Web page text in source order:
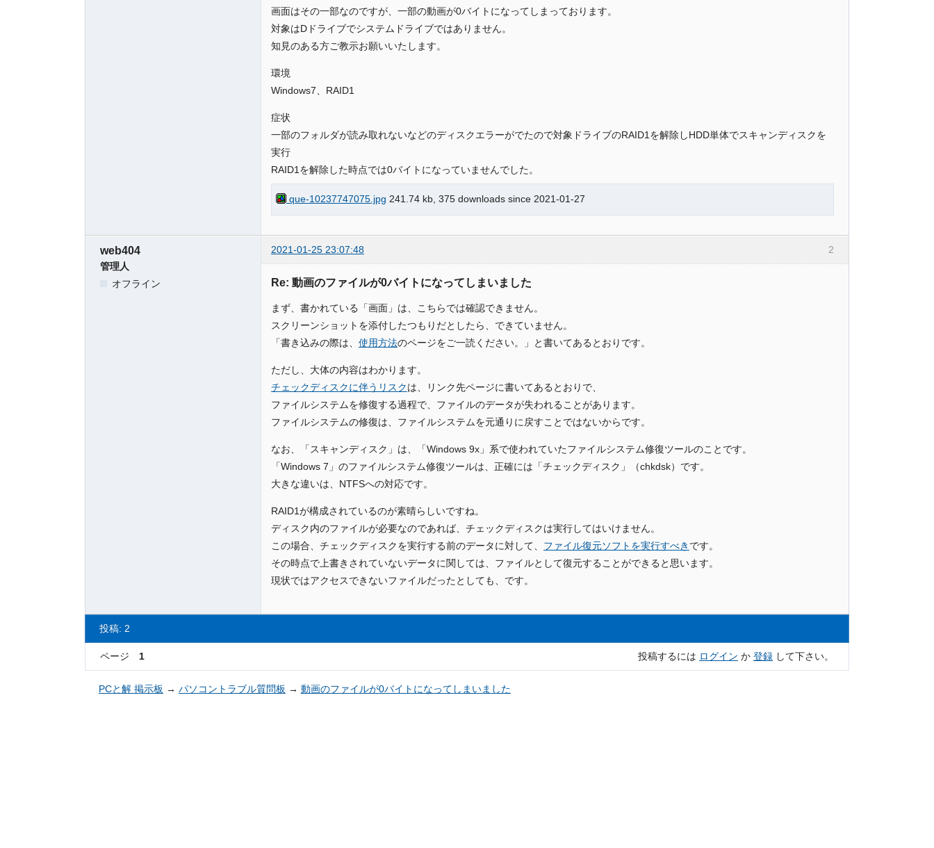
画面はその一部なのですが、一部の動画が0バイトになってしまっております。
対象はDドライブでシステムドライブではありません。
知見のある方ご教示お願いいたします。
環境
Windows7、RAID1
症状
一部のフォルダが読み取れないなどのディスクエラーがでたので対象ドライブのRAID1を解除しHDD単体でスキャンディスクを
実行
RAID1を解除した時点では0バイトになっていませんでした。
que-10237747075.jpg 241.74 kb, 375 downloads since 2021-01-27
2
web404
2021-01-25 23:07:48
管理人
オフライン
Re: 動画のファイルが0バイトになってしまいました
まず、書かれている「画面」は、こちらでは確認できません。
スクリーンショットを添付したつもりだとしたら、できていません。
「書き込みの際は、 使用方法のページをご一読ください。」と書いてあるとおりです。
ただし、大体の内容はわかります。
チェックディスクに伴うリスクは、リンク先ページに書いてあるとおりで、
ファイルシステムを修復する過程で、ファイルのデータが失われることがあります。
ファイルシステムの修復は、ファイルシステムを元通りに戻すことではないからです。
なお、「スキャンディスク」は、「Windows 9x」系で使われていたファイルシステム修復ツールのことです。
「Windows 7」のファイルシステム修復ツールは、正確には「チェックディスク」（chkdsk）です。
大きな違いは、NTFSへの対応です。
RAID1が構成されているのが素晴らしいですね。
ディスク内のファイルが必要なのであれば、チェックディスクは実行してはいけません。
この場合、チェックディスクを実行する前のデータに対して、 ファイル復元ソフトを実行すべき です。
その時点で上書きされていないデータに関しては、ファイルとして復元することができると思います。
現状ではアクセスできないファイルだったとしても、です。
投稿: 2
ページ 1 投稿するには ログイン か 登録 して下さい。
PCと解 掲示板 → パソコントラブル質問板 → 動画のファイルが0バイトになってしまいました